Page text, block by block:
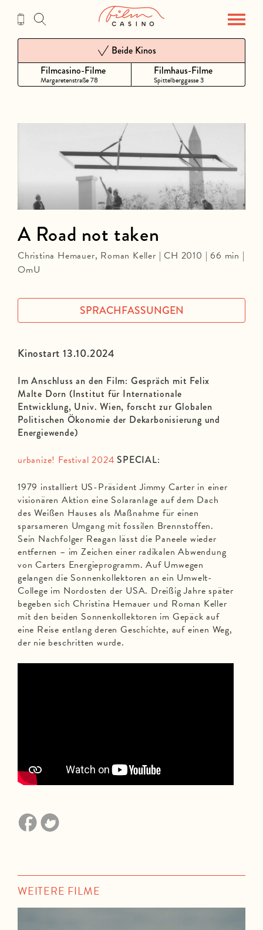
Inhalt
Filmcasino-Filme
Margaretenstraße 78
Beide Kinos
Filmhaus-Filme
Spittelberggasse 3
Kinostart 13.10.2024
Im Anschluss an den Film: Gespräch mit Felix
Malte Dorn (Institut für Internationale
Entwicklung, Univ. Wien, forscht zur Globalen
Politischen Ökonomie der Dekarbonisierung und
Energiewende)
urbanize! Festival 2024 SPECIAL:
1979 installiert US-Präsident Jimmy Carter in einer
visionären Aktion eine Solaranlage auf dem Dach
des Weißen Hauses als Maßnahme für einen
sparsameren Umgang mit fossilen Brennstoffen.
Sein Nachfolger Reagan lässt die Paneele wieder
entfernen – im Zeichen einer radikalen Abwendung
von Carters Energieprogramm. Auf Umwegen
gelangen die Sonnenkollektoren an ein Umwelt-
College im Nordosten der USA. Dreißig Jahre später
begeben sich Christina Hemauer und Roman Keller
mit den beiden Sonnenkollektoren im Gepäck auf
eine Reise entlang deren Geschichte, auf einen Weg,
der nie beschritten wurde.
A Road not taken
Christina Hemauer, Roman Keller | CH 2010 | 66 min |
OmU
SPRACHFASSUNGEN
WEITERE FILME